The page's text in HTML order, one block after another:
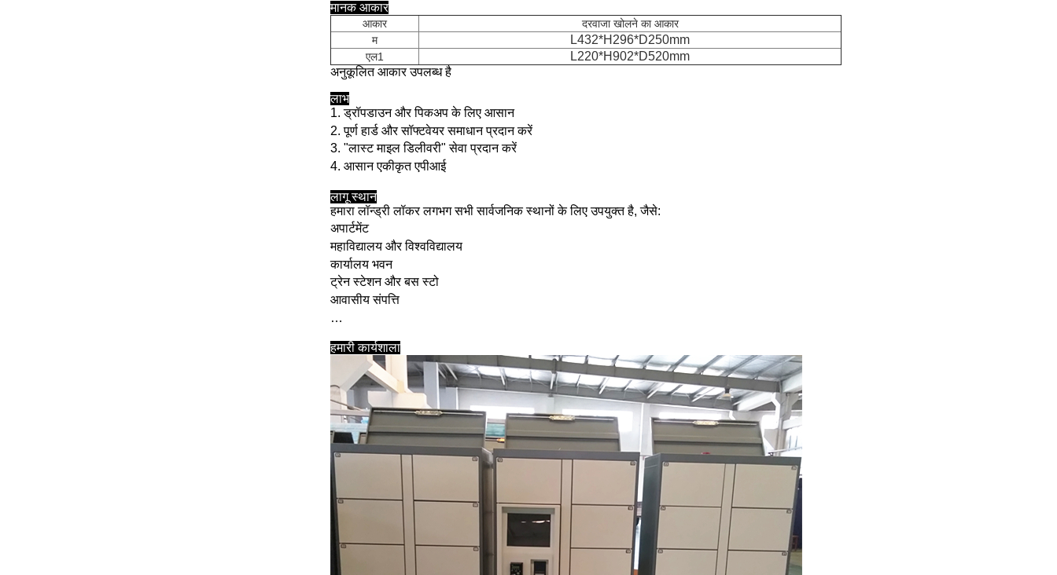
मानक आकार
आकार
दरवाजा खोलने का आकार
म
L432*H296*D250mm
एल1
L220*H902*D520mm
अनुकूलित आकार उपलब्ध है
लाभ
1. ड्रॉपडाउन और पिकअप के लिए आसान
2. पूर्ण हार्ड और सॉफ्टवेयर समाधान प्रदान करें
3. "लास्ट माइल डिलीवरी" सेवा प्रदान करें
4. आसान एकीकृत एपीआई
लागू स्थान
हमारा लॉन्ड्री लॉकर लगभग सभी सार्वजनिक स्थानों के लिए उपयुक्त है, जैसे:
अपार्टमेंट
महाविद्यालय और विश्वविद्यालय
कार्यालय भवन
ट्रेन स्टेशन और बस स्टो
आवासीय संपत्ति
…
हमारी कार्यशाला